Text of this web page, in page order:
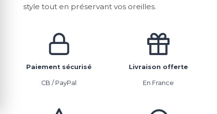
style tout en préservant vos oreilles.
Paiement sécurisé
CB / PayPal
Livraison offerte
En France